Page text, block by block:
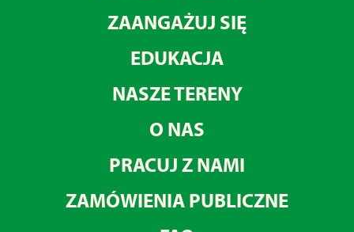
ZAANGAŻUJ SIĘ
EDUKACJA
NASZE TERENY
O NAS
PRACUJ Z NAMI
ZAMÓWIENIA PUBLICZNE